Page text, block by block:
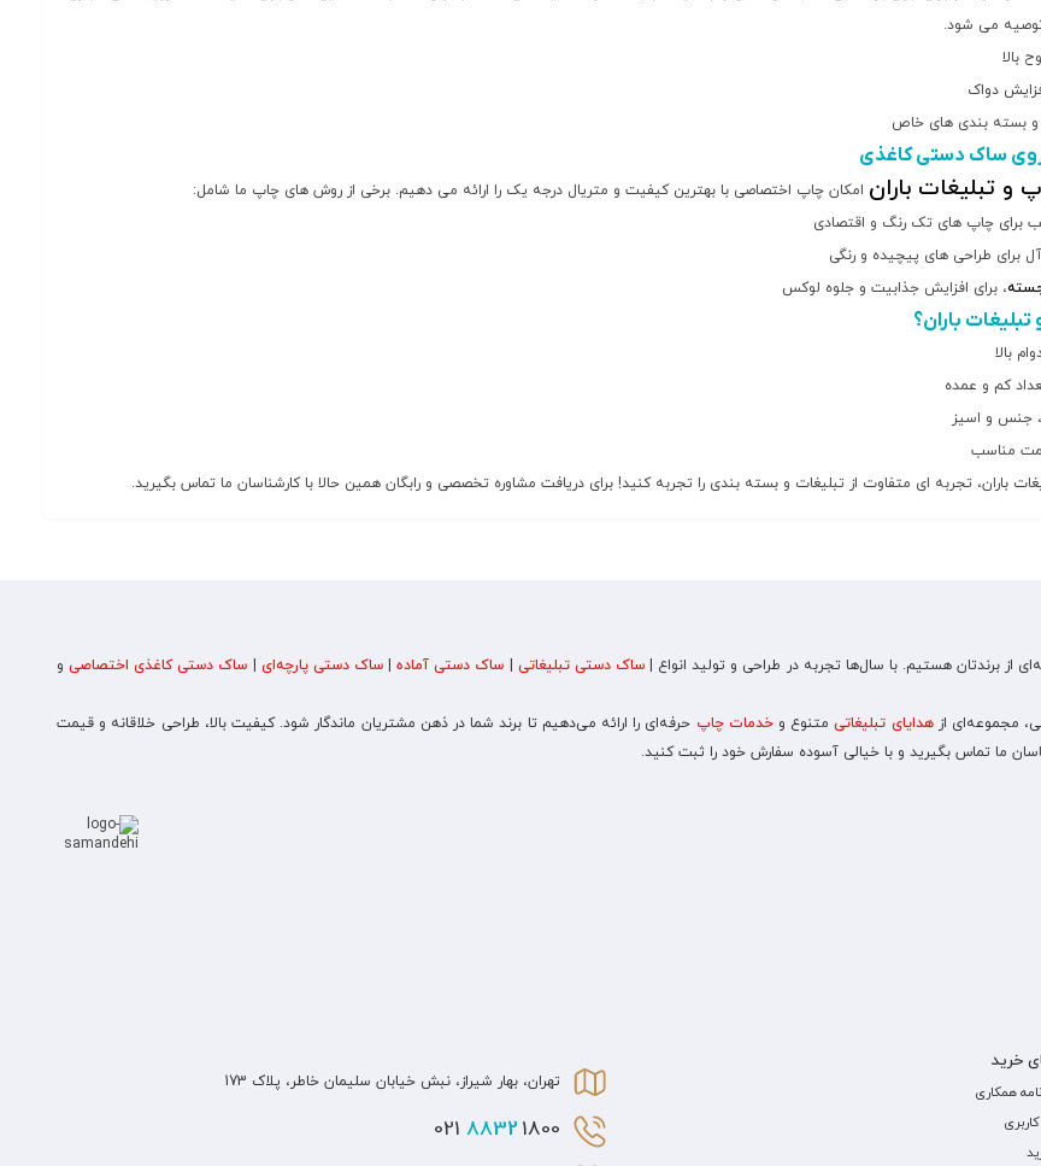
توصیه می شود.
بالا
دواک
و بسته بندی های خاص
ساک دستی کاغذی
و تبلیغات باران امکان چاپ اختصاصی با بهترین کیفیت و متریال درجه یک را ارائه می دهیم. برخی از روش های چاپ ما شامل:
برای چاپ های تک رنگ و اقتصادی
برای طراحی های پیچیده و رنگی
، برای افزایش جذابیت و جلوه لوکس
باران؟
بالا
کم و عمده
جنس و اسیز
مناسب
باران، تجربه ای متفاوت از تبلیغات و بسته بندی را تجربه کنید! برای دریافت مشاوره تخصصی و رابگان همین حالا با کارشناسان ما تماس بگیرید.
از برندتان هستیم. با سال‌ها تجربه در طراحی و تولید انواع |ساک دستی تبلیغاتی ساک دستی آماده|ساک دستی پارچه‌ای ساک دستی کاغذی اختصاصیو
مجموعه‌ای ازهدایای تبلیغاتیمتنوع وخدمات چاپ حرفه‌ای را ارائه می‌دهیم تا برند شما در ذهن مشتریان ماندگار شود. کیفیت بالا، طراحی خلاقانه و قیمت
ما تماس بگیرید و با خیالی آسوده سفارش خود را ثبت کنید.
خرید
همکاری
تهران، بهار شیراز، نبش خیابان سلیمان خاطر، پلاک 173
8832 1800 021